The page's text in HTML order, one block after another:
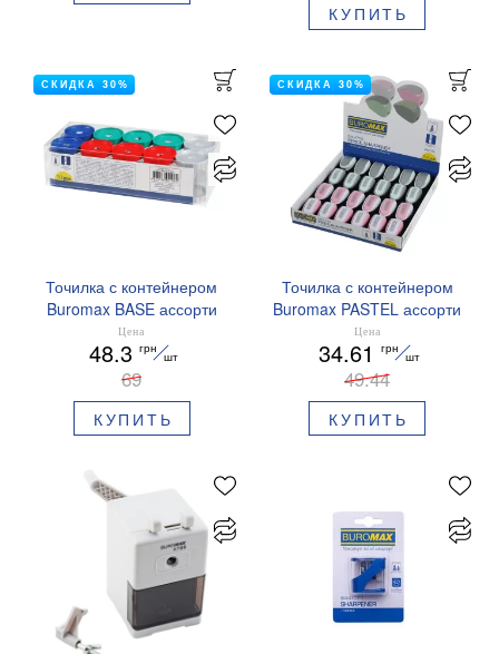
КУПИТЬ
Точилка с контейнером
Buromax BASE ассорти
Цена
48.3 грн
шт
69
КУПИТЬ
СКИДКА 30%
Точилка с контейнером
Buromax PASTEL ассорти
Цена
34.61 грн
шт
49.44
КУПИТЬ
СКИДКА 30%